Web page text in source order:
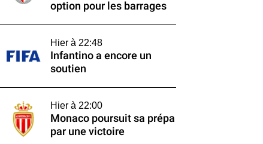
option pour les barrages
Hier à 22:48
Infantino a encore un
soutien
Hier à 22:00
Monaco poursuit sa prépa
par une victoire